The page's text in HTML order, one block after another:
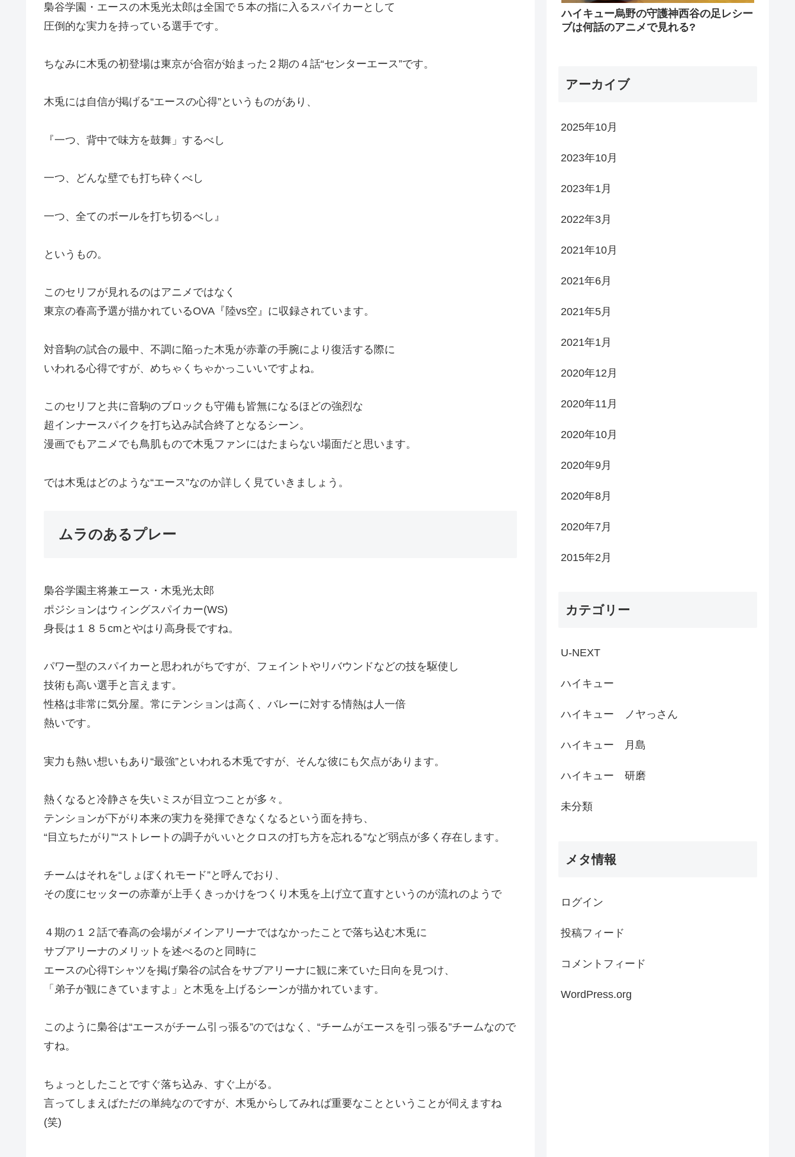
梟谷学園・エースの木兎光太郎は全国で５本の指に入るスパイカーとして
圧倒的な実力を持っている選手です。
ちなみに木兎の初登場は東京が合宿が始まった２期の４話“センターエース”です。
木兎には自信が掲げる“エースの心得”というものがあり、
『一つ、背中で味方を鼓舞」するべし
一つ、どんな壁でも打ち砕くべし
一つ、全てのボールを打ち切るべし』
というもの。
このセリフが見れるのはアニメではなく
東京の春高予選が描かれているOVA『陸vs空』に収録されています。
対音駒の試合の最中、不調に陥った木兎が赤葦の手腕により復活する際に
いわれる心得ですが、めちゃくちゃかっこいいですよね。
このセリフと共に音駒のブロックも守備も皆無になるほどの強烈な
超インナースパイクを打ち込み試合終了となるシーン。
漫画でもアニメでも鳥肌もので木兎ファンにはたまらない場面だと思います。
では木兎はどのような“エース”なのか詳しく見ていきましょう。
ムラのあるプレー
梟谷学園主将兼エース・木兎光太郎
ポジションはウィングスパイカー(WS)
身長は１８５cmとやはり高身長ですね。
パワー型のスパイカーと思われがちですが、フェイントやリバウンドなどの技を駆使し
技術も高い選手と言えます。
性格は非常に気分屋。常にテンションは高く、バレーに対する情熱は人一倍
熱いです。
実力も熱い想いもあり“最強”といわれる木兎ですが、そんな彼にも欠点があります。
熱くなると冷静さを失いミスが目立つことが多々。
テンションが下がり本来の実力を発揮できなくなるという面を持ち、
“目立ちたがり”“ストレートの調子がいいとクロスの打ち方を忘れる”など弱点が多く存在します。
チームはそれを“しょぼくれモード”と呼んでおり、
その度にセッターの赤葦が上手くきっかけをつくり木兎を上げ立て直すというのが流れのようで
４期の１２話で春高の会場がメインアリーナではなかったことで落ち込む木兎に
サブアリーナのメリットを述べるのと同時に
エースの心得Tシャツを掲げ梟谷の試合をサブアリーナに観に来ていた日向を見つけ、
「弟子が観にきていますよ」と木兎を上げるシーンが描かれています。
このように梟谷は“エースがチーム引っ張る”のではなく、“チームがエースを引っ張る”チームなので
すね。
ちょっとしたことですぐ落ち込み、すぐ上がる。
言ってしまえばただの単純なのですが、木兎からしてみれば重要なことということが伺えますね
(笑)
ハイキュー烏野の守護神西谷の足レシー
ブは何話のアニメで見れる?
アーカイブ
2025年10月
2023年10月
2023年1月
2022年3月
2021年10月
2021年6月
2021年5月
2021年1月
2020年12月
2020年11月
2020年10月
2020年9月
2020年8月
2020年7月
2015年2月
カテゴリー
U-NEXT
ハイキュー
ハイキュー ノヤっさん
ハイキュー 月島
ハイキュー 研磨
未分類
メタ情報
ログイン
投稿フィード
コメントフィード
WordPress.org